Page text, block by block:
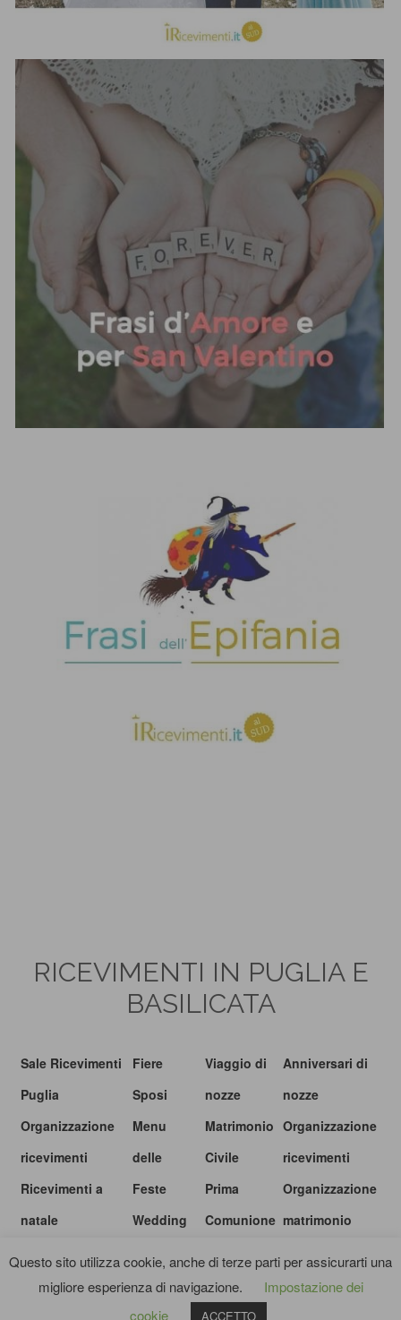
RICEVIMENTI IN PUGLIA E
BASILICATA
Sale Ricevimenti
Puglia
Organizzazione
ricevimenti
Ricevimenti a
natale
Fiere
Sposi
Menu
delle
Feste
Wedding
Viaggio di
nozze
Matrimonio
Civile
Prima
Comunione
Anniversari di
nozze
Organizzazione
ricevimenti
Organizzazione
matrimonio
© I RICEVIMENTI.IT |PRIVACY POLICY|TERMINI E CONDIZIONI
Questo sito utilizza cookie, anche di terze parti per assicurarti una
migliore esperienza di navigazione.
Impostazione dei
cookie
ACCETTO